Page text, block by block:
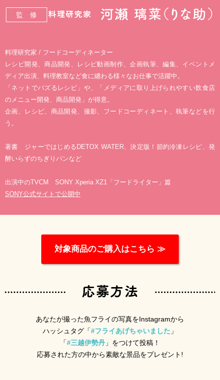
監 修
料理研究家 / フードコーディネーター
レシピ開発、商品開発、レシピ動画制作、企画執筆、編集、イベントメ
ディア出演、料理教室など食に纏わる様々なお仕事で活躍中。
「ネットでバズるレシピ」や、「メディアに取り上げられやすい飲食店
のメニュー開発、商品開発」が得意。
企画、レシピ、商品開発、撮影、フードコーディネート、執筆などを行
う。
著書 ジャーではじめるDETOX WATER、決定版！節約冷凍レシピ、発
酵いらずのちぎりパンなど
出演中のTVCM SONY Xperia XZ1「フードライター」篇
SONY公式サイトで公開中
対象商品のご購入はこちら ≫
あなたが撮った魚フライの写真をInstagramから
ハッシュタグ「#フライあげちゃいました 」
「#三越伊勢丹 」をつけて投稿！
応募された方の中から素敵な景品をプレゼント!